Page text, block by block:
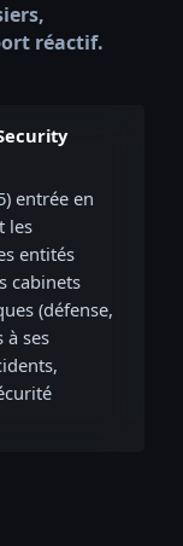
réactif.
entrée en
les
entités
cabinets
(défense,
à ses